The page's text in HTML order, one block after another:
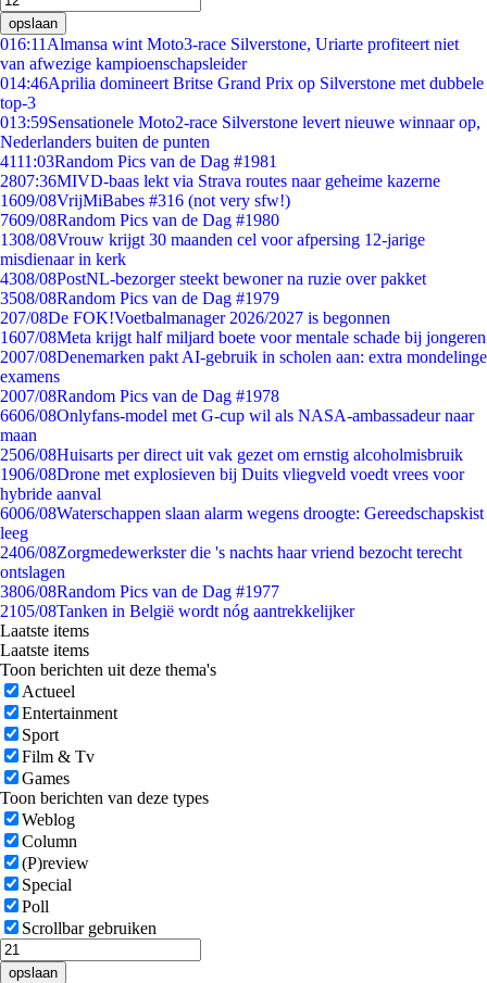
opslaan
016:11 Almansa wint Moto3-race Silverstone, Uriarte profiteert niet
van afwezige kampioenschapsleider
014:46Aprilia domineert Britse Grand Prix op Silverstone met dubbele
top-3
013:59Sensationele Moto2-race Silverstone levert nieuwe winnaar op,
Nederlanders buiten de punten
4111:03Random Pics van de Dag #1981
2807:36MIVD-baas lekt via Strava routes naar geheime kazerne
1609/08VrijMiBabes #316 (not very sfw!)
7609/08Random Pics van de Dag #1980
1308/08Vrouw krijgt 30 maanden cel voor afpersing 12-jarige
misdienaar in kerk
4308/08PostNL-bezorger steekt bewoner na ruzie over pakket
3508/08Random Pics van de Dag #1979
207/08De FOK!Voetbalmanager 2026/2027 is begonnen
1607/08Meta krijgt half miljard boete voor mentale schade bij jongeren
2007/08Denemarken pakt AI-gebruik in scholen aan: extra mondelinge
examens
2007/08Random Pics van de Dag #1978
6606/08Onlyfans-model met G-cup wil als NASA-ambassadeur naar
maan
2506/08Huisarts per direct uit vak gezet om ernstig alcoholmisbruik
1906/08Drone met explosieven bij Duits vliegveld voedt vrees voor
hybride aanval
6006/08Waterschappen slaan alarm wegens droogte: Gereedschapskist
leeg
2406/08Zorgmedewerkster die 's nachts haar vriend bezocht terecht
ontslagen
3806/08Random Pics van de Dag #1977
2105/08Tanken in België wordt nóg aantrekkelijker
Laatste items
Laatste items
Toon berichten uit deze thema's
Actueel
Entertainment
Sport
Film & Tv
Games
Toon berichten van deze types
Weblog
Column
(P)review
Special
Poll
Scrollbar gebruiken
opslaan